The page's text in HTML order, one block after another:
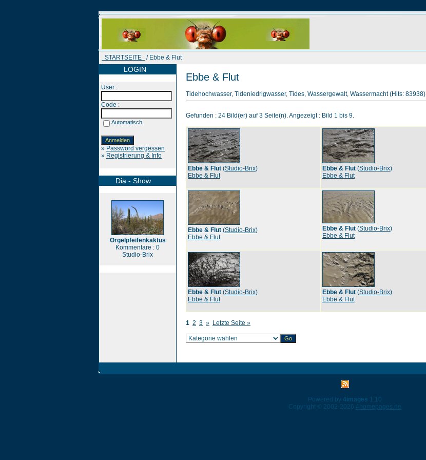
STARTSEITE / Ebbe & Flut
LOGIN
User :
Code :
Automatisch
» Password vergessen
» Registrierung & Info
Dia - Show
Orgelpfeifenkaktus
Kommentare : 0
Studio-Brix
Ebbe & Flut
Tidehochwasser, Tideniedrigwasser, Tides, Wassergewalt, Wassermacht (Hits: 83938)
Gefunden : 24 Bild(er) auf 3 Seite(n). Angezeigt : Bild 1 bis 9.
Ebbe & Flut (Studio-Brix)
Ebbe & Flut
Ebbe & Flut (Studio-Brix)
Ebbe & Flut
Ebbe & Flut (Studio-Brix)
Ebbe & Flut
Ebbe & Flut (Studio-Brix)
Ebbe & Flut
Ebbe & Flut (Studio-Brix)
Ebbe & Flut
Ebbe & Flut (Studio-Brix)
Ebbe & Flut
1 2 3 » Letzte Seite »
Powered by 4images 1.10
Copyright © 2002-2026 4homepages.de